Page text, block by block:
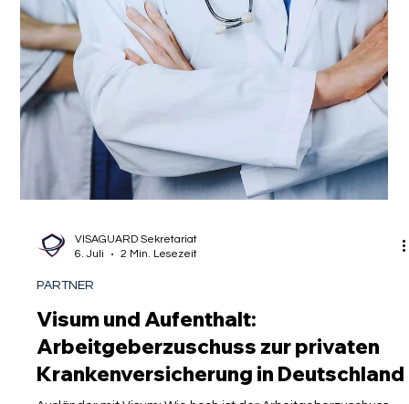
VISAGUARD Sekretariat
Visum und Aufenthalt:
Arbeitgeberzuschuss zur privaten